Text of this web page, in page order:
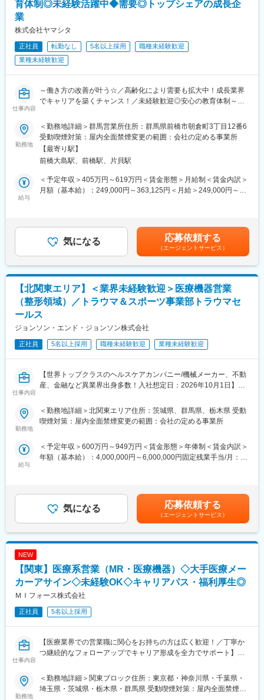
ート機器
また大手医療・介護機器メーカー向けのOEM製品製造も手掛けて
堅調に推移しており、直近決算では過去最高の売上高も計上して
いる安定経営企業です。
ご認識の程よろしくお願いします※
【魅力ポイント】
■エリアを跨ぐ転勤なし：
初任地希望だけでなく、エリアを跨いでの転勤はないため、転勤
負担が軽減できます。2ndプロジェクト以降も希望や適性に応じ
て、アサインを検討します。
スペシャリティ領域への挑戦、新薬PJなど市場価値を高める機
会、自身の強みを活かしたPJ相談などが可能です。定期的な面談
を通じて、その時々に応じたプロジェクトを提示するなどフレキ
シブルにキャリアが形成できます。その他、本社部門（マネージ
■明確な評価制度：
る報酬制度になっています。
【サポート体制】
配属後は担当マネージャーが丁寧に支援します。日々の仕事の悩
みや、キャリア形成の相談等、伴走者として活躍をサポートしま
す。また知識・スキルレベルを上げるために様々な研修をご用意
しています。
変更の範囲：会社の定める業務
育体制◎未経験活躍中◆需要◎トップシェアの成長企
業
株式会社ヤマシタ
正社員 転勤なし 5名以上採用
職種未経験歓迎
業種未経験歓迎
仕事内容
～働き方の改善が叶う☆／高齢化により需要も拡大中！成長業界
でキャリアを築くチャンス！／未経験歓迎◎安心の教育体制～
割！充実の研修制度
◇生成AIを活用し再現性の高い営業が可能！チーム制で働きやす
く、且つ質の高いサービスを提供
◇成果とプロセスが評価される明確な評価制度あり！最大年４回
の昇進・昇格制度により、スピード感をもったキャリア形成も可
◇業界トップ級シェア！売上も右肩上がり。2030年に業界No.1に
介護用品等の提供を行うケアマネージャー（ケアマネ）に対し
て、課題解決のための提案をお任せ。
ケアマネや実際に介護用品を使用する個人のお客様との信頼関係
■業務詳細
・既存顧客のケアマネ（約40～50名）への定期フォローを中心
に、信頼関係を深めながら潜在ニーズを発掘
・利用者宅への訪問を通じて介護用品の使用状況を確認し、ケア
・地域の居宅介護支援事業所などへ訪問し、紹介・反響を元に新
■働き方の魅力
・年休120日以上（基本土日祝休）／残業月20H／有給消化は
⇒月に1～3回程度で土日祝の出勤はありますが、平日に100％振
休を取得しています。
⇒休日はPCの持ち帰りは不可、社用携帯も転送することが義務付
けられています。
＜ひとり立ちガイドブック＞成長支援プログラムで、所長や先輩
と密なコミュニケーションを行いながら段階を踏んでスキルUP
＜OJT＞所長や先輩だけではなく、本部スタッフによる定期面談
なくプロセスも評価。顧客への向き合い方や提案力がキャリアに
直結。
■キャリアパス
未経験から2年でリーダー、9年で複数営業所を統括するブロック
変更の範囲：会社の定める業務
勤務地
＜勤務地詳細＞群馬営業所住所：群馬県前橋市朝倉町3丁目12番6
受動喫煙対策：屋内全面禁煙変更の範囲：会社の定める事業所
【最寄り駅】
前橋大島駅、前橋駅、片貝駅
給与
＜予定年収＞405万円～619万円＜賃金形態＞月給制＜賃金内訳＞
月額（基本給）：249,000円～363,125円＜月給＞249,000円～
万（月給36万＋賞与＋諸手当）・所長：入社5年目760万（月給44
万＋賞与＋諸手当）賃金はあくまでも目安の金額であり、選考を
通じて上下する可能性があります。月給(月額)は固定手当を含めた
表記です。
気になる 応募依頼する
（エージェントサービス）
【北関東エリア】＜業界未経験歓迎＞医療機器営業
（整形領域）／トラウマ＆スポーツ事業部トラウマセ
ールス
ジョンソン・エンド・ジョンソン株式会社
正社員 5名以上採用 職種未経験歓迎 業種未経験歓迎
仕事内容
【世界トップクラスのヘルスケアカンパニー/機械メーカー、不動
産、金融など異業界出身多数！入社想定日：2026年10月1日】
担当エリアの病院（主に医師）に対し、当社にて扱っている製品
を提案していただきます。医師のニーズを掘り下げた上で解決に
＜具体的な業務内容＞
・担当する製品の提案、技術サポート（手術の立会いあり）
・各種学会への参加
■事業部について：
オーソペディックス事業本部は、整形領域で使用されるインプラ
ント製品を取り扱っています。今回採用するのはトラウマ／スポ
ーツビジネスの営業職を募集しております。
ケットリーダーを維持し、そして今後も新製品の導入を継続的に
計画しています。
圧倒的な製品ポートフォリオとセールスカバレッジにより、更な
るシェアアップと共に他社の追随を許さないポジションを目指し
ています
スポーツビジネス（スポーツ整形領域）は、反復性肩関節脱臼、
発売。国内においても最初に生体内吸収性の製品を導入し、金属
製、PEEK製を含め、手指・肘・股・膝・足関節の靱帯等修復術に
業界・企業・製品理解のため、東京本社で1～2か月の初期研修を
実施。実機に触れて基礎を習得後配属。配属後もOJTやeラーニン
勤務地
＜勤務地詳細＞北関東エリア住所：茨城県、群馬県、栃木県 受動
喫煙対策：屋内全面禁煙変更の範囲：会社の定める事業所
給与
＜予定年収＞600万円～949万円＜賃金形態＞年俸制＜賃金内訳＞
年額（基本給）：4,000,000円～6,000,000円固定残業手当/月：
補足＞※ご経験やスキルを考慮し決定いたします。※上記年収はイ
ンセンティブを含む金額です。賃金はあくまでも目安の金額であ
り、選考を通じて上下する可能性があります。月給(月額)は固定手
当を含めた表記です。
気になる 応募依頼する
（エージェントサービス）
NEW
【関東】医療系営業（MR・医療機器）◇大手医療メー
カーアサイン◇未経験OK◇キャリアパス・福利厚生◎
ＭＩフォース株式会社
正社員 5名以上採用
仕事内容
【医療業界での営業職に関心をお持ちの方は広く歓迎！／丁寧か
つ継続的なフォローアップでキャリア形成を全力でサポート】
■業務内容：
医療系総合職として製薬メーカーや医療機器メーカー等業務を委
勤務地
＜勤務地詳細＞関東ブロック住所：東京都・神奈川県・千葉県・
埼玉県・茨城県・栃木県・群馬県 受動喫煙対策：屋内全面禁煙変